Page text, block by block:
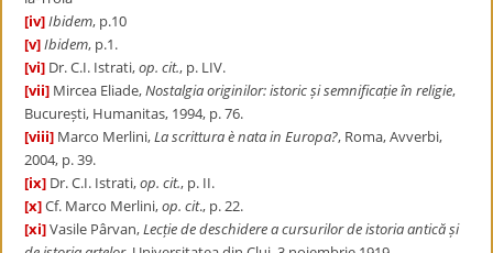
[iv]Ibidem, p.10
[v]Ibidem, p.1.
[vi] Dr. C.I. Istrati,op. cit., p. LIV.
[vii] Mircea Eliade,Nostalgia originilor: istoric și semnificație în religie,
București, Humanitas, 1994, p. 76.
[viii] Marco Merlini,La scrittura è nata in Europa?, Roma, Avverbi,
2004, p. 39.
[ix] Dr. C.I. Istrati,op. cit., p. II.
[x]Cf. Marco Merlini,op. cit., p. 22.
[xi]Vasile Pârvan,Lecție de deschidere a cursurilor de istoria antică și